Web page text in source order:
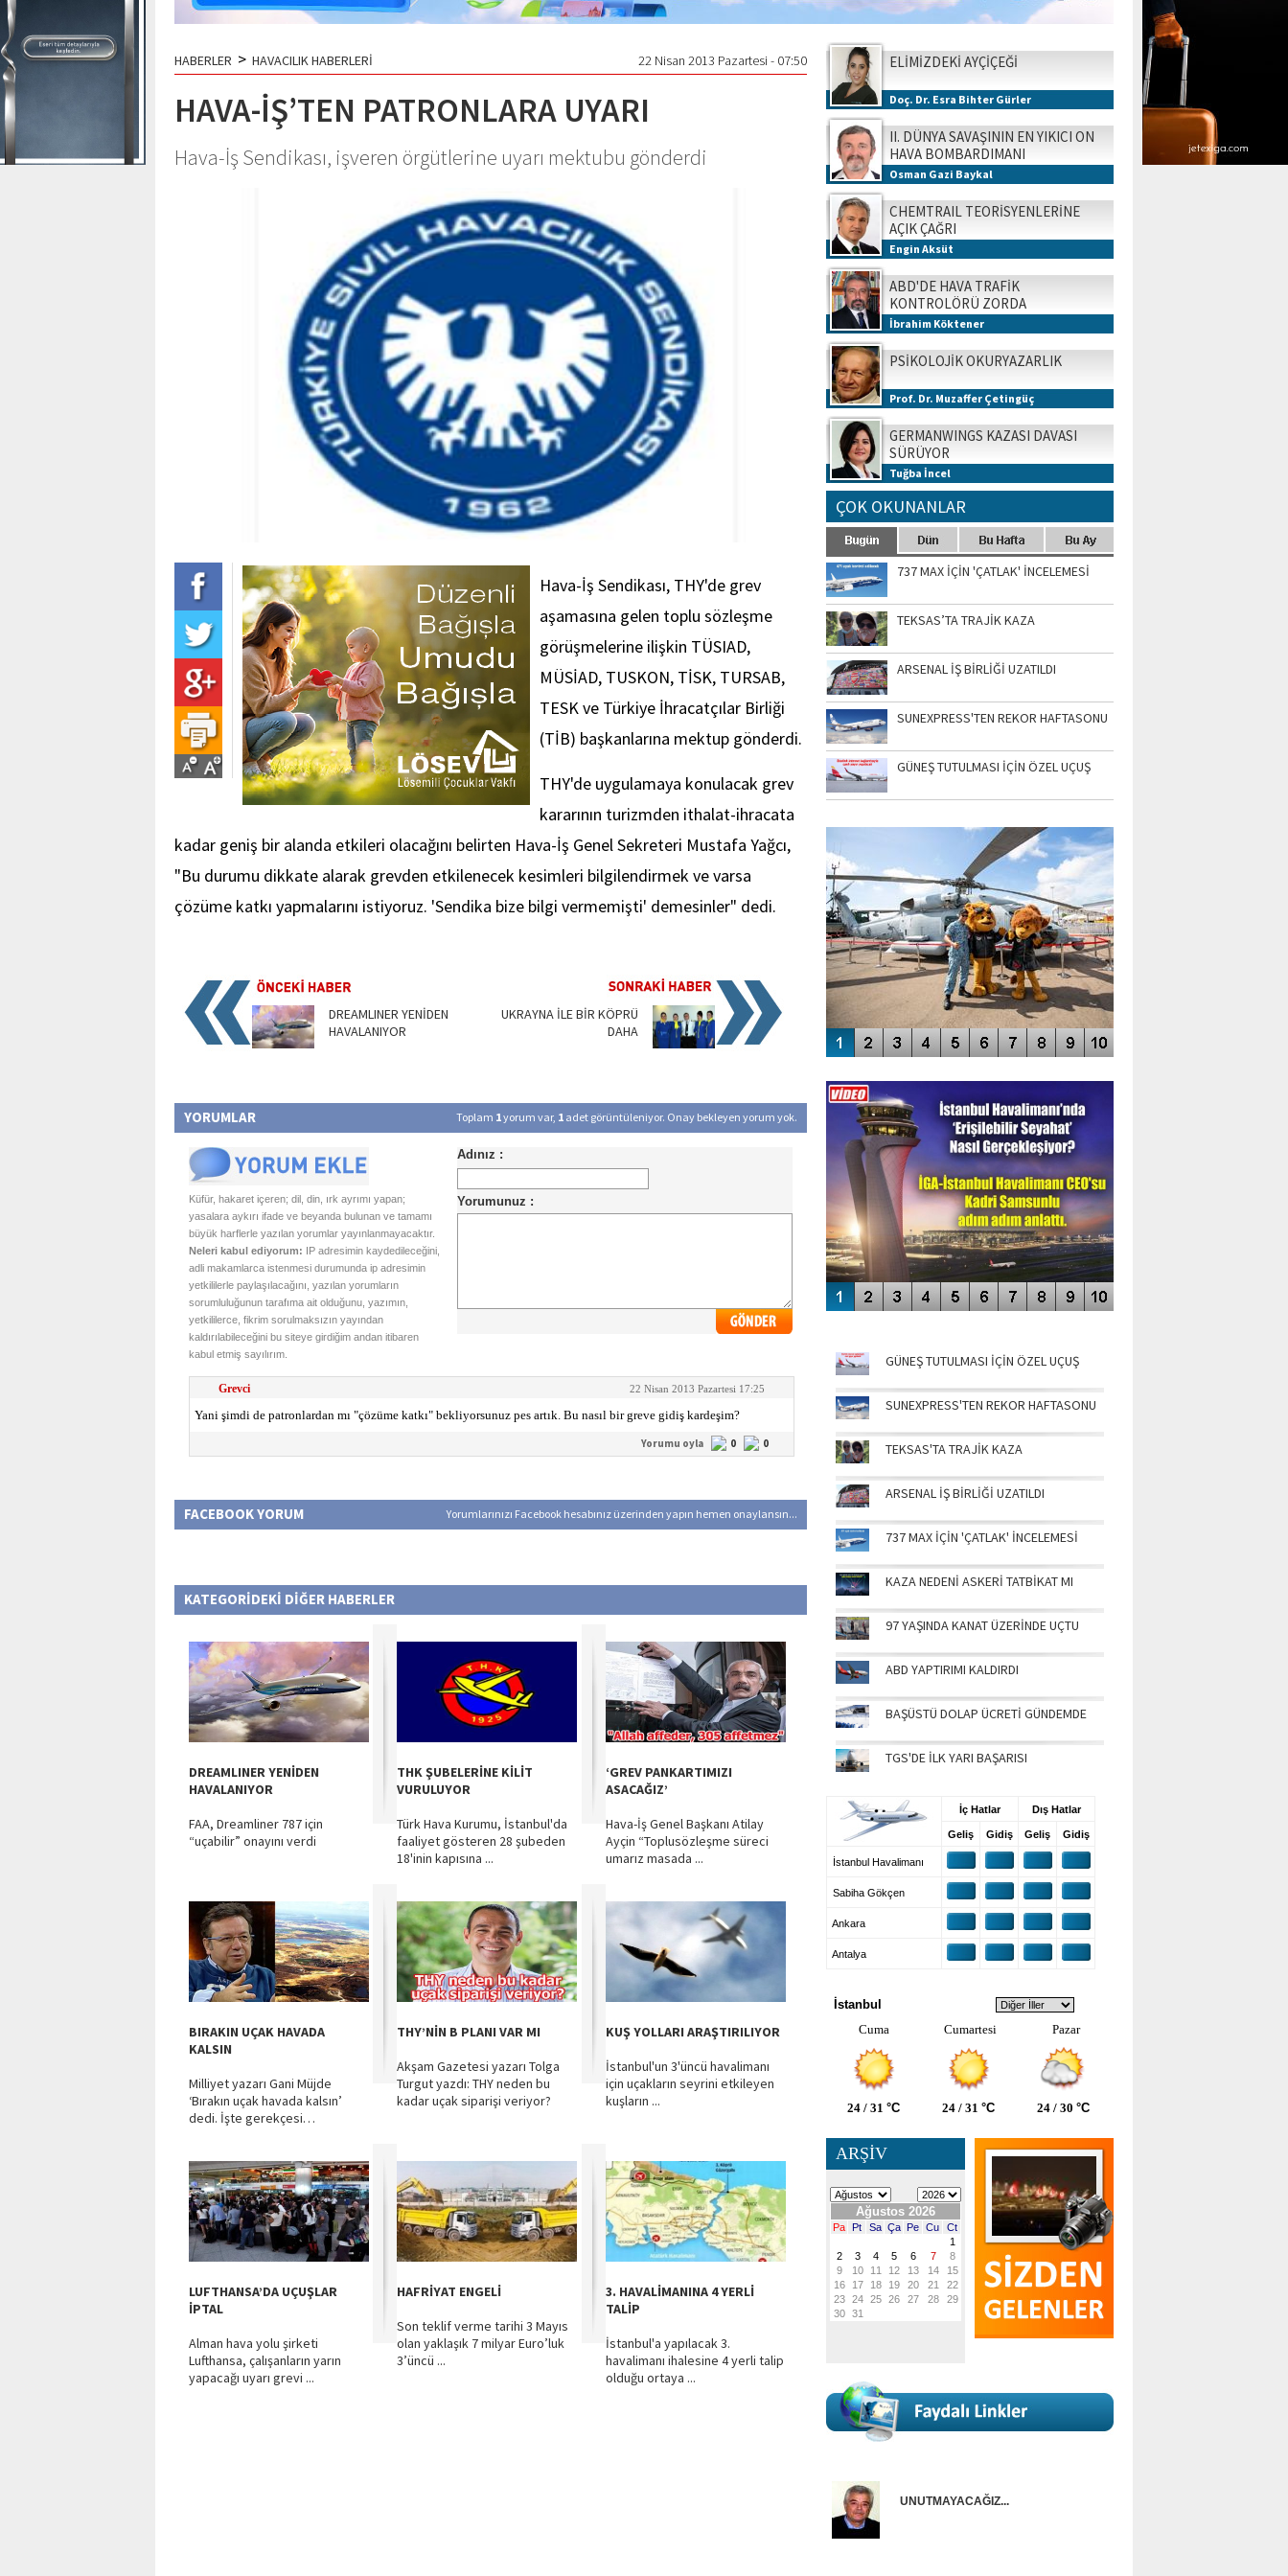
HABERLER > HAVACILIK HABERLERİ 22 Nisan 2013 Pazartesi - 07:50
HAVA-İŞ’TEN PATRONLARA UYARI
Hava-İş Sendikası, işveren örgütlerine uyarı mektubu gönderdi
Hava-İş Sendikası, THY'de grev
aşamasına gelen toplu sözleşme
görüşmelerine ilişkin TÜSIAD,
MÜSİAD, TUSKON, TİSK, TURSAB,
TESK ve Türkiye İhracatçılar Birliği
(TİB) başkanlarına mektup gönderdi.
THY'de uygulamaya konulacak grev
kararının turizmden ithalat-ihracata
kadar geniş bir alanda etkileri olacağını belirten Hava-İş Genel Sekreteri Mustafa Yağcı,
"Bu durumu dikkate alarak grevden etkilenecek kesimleri bilgilendirmek ve varsa
çözüme katkı yapmalarını istiyoruz. 'Sendika bize bilgi vermemişti' demesinler" dedi.
DREAMLINER YENİDEN
HAVALANIYOR
UKRAYNA İLE BİR KÖPRÜ
DAHA
YORUMLAR Toplam 1yorum var, 1 adet görüntüleniyor. Onay bekleyen yorum yok.
Küfür, hakaret içeren; dil, din, ırk ayrımı yapan;
yasalara aykırı ifade ve beyanda bulunan ve tamamı
büyük harflerle yazılan yorumlar yayınlanmayacaktır.
Neleri kabul ediyorum: IP adresimin kaydedileceğini,
adli makamlarca istenmesi durumunda ip adresimin
yetkililerle paylaşılacağını, yazılan yorumların
sorumluluğunun tarafıma ait olduğunu, yazımın,
yetkililerce, fikrim sorulmaksızın yayından
kaldırılabileceğini bu siteye girdiğim andan itibaren
kabul etmiş sayılırım.
Grevci 22 Nisan 2013 Pazartesi 17:25
Yani şimdi de patronlardan mı "çözüme katkı" bekliyorsunuz pes artık. Bu nasıl bir greve gidiş kardeşim?
Yorumu oyla 0 0
FACEBOOK YORUM Yorumlarınızı Facebook hesabınız üzerinden yapın hemen onaylansın...
KATEGORİDEKİ DİĞER HABERLER
DREAMLINER YENİDEN
HAVALANIYOR
FAA, Dreamliner 787 için
“uçabilir” onayını verdi
THK ŞUBELERİNE KİLİT
VURULUYOR
Türk Hava Kurumu, İstanbul'da
faaliyet gösteren 28 şubeden
18'inin kapısına ...
‘GREV PANKARTIMIZI
ASACAĞIZ’
Hava-İş Genel Başkanı Atilay
Ayçin “Toplusözleşme süreci
umarız masada ...
BIRAKIN UÇAK HAVADA
KALSIN
Milliyet yazarı Gani Müjde
‘Bırakın uçak havada kalsın’
dedi. İşte gerekçesi…
THY’NİN B PLANI VAR MI
Akşam Gazetesi yazarı Tolga
Turgut yazdı: THY neden bu
kadar uçak siparişi veriyor?
KUŞ YOLLARI ARAŞTIRILIYOR
İstanbul'un 3'üncü havalimanı
için uçakların seyrini etkileyen
kuşların ...
LUFTHANSA’DA UÇUŞLAR
İPTAL
Alman hava yolu şirketi
Lufthansa, çalışanların yarın
yapacağı uyarı grevi ...
HAFRİYAT ENGELİ
Son teklif verme tarihi 3 Mayıs
olan yaklaşık 7 milyar Euro’luk
3’üncü ...
3. HAVALİMANINA 4 YERLİ
TALİP
İstanbul'a yapılacak 3.
havalimanı ihalesine 4 yerli talip
olduğu ortaya ...
ELİMİZDEKİ AYÇİÇEĞİ
Doç. Dr. Esra Bihter Gürler
II. DÜNYA SAVAŞININ EN YIKICI ON
HAVA BOMBARDIMANI
Osman Gazi Baykal
CHEMTRAIL TEORİSYENLERİNE
AÇIK ÇAĞRI
Engin Aksüt
ABD'DE HAVA TRAFİK
KONTROLÖRÜ ZORDA
İbrahim Köktener
PSİKOLOJİK OKURYAZARLIK
Prof. Dr. Muzaffer Çetingüç
GERMANWINGS KAZASI DAVASI
SÜRÜYOR
Tuğba İncel
ÇOK OKUNANLAR
737 MAX İÇİN 'ÇATLAK' İNCELEMESİ
TEKSAS’TA TRAJİK KAZA
ARSENAL İŞ BİRLİĞİ UZATILDI
SUNEXPRESS'TEN REKOR HAFTASONU
GÜNEŞ TUTULMASI İÇİN ÖZEL UÇUŞ
SİNGAPUR AIRSHOW-2020
ENGELLERİN AŞILDIĞI HAVALİMANI
GÜNEŞ TUTULMASI İÇİN ÖZEL UÇUŞ
SUNEXPRESS'TEN REKOR HAFTASONU
TEKSAS'TA TRAJİK KAZA
ARSENAL İŞ BİRLİĞİ UZATILDI
737 MAX İÇİN 'ÇATLAK' İNCELEMESİ
KAZA NEDENİ ASKERİ TATBİKAT MI
97 YAŞINDA KANAT ÜZERİNDE UÇTU
ABD YAPTIRIMI KALDIRDI
BAŞÜSTÜ DOLAP ÜCRETİ GÜNDEMDE
TGS'DE İLK YARI BAŞARISI
İç Hatlar Dış Hatlar
Geliş Gidiş Geliş Gidiş
İstanbul Havalimanı
Sabiha Gökçen
Ankara
Antalya
İstanbul
Cuma
Cumartesi Pazar
24 / 31 °C 24 / 31 °C 24 / 30 °C
ARŞİV
UNUTMAYACAĞIZ...